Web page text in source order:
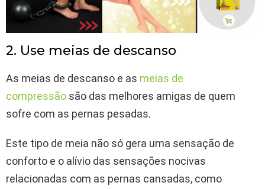
2. Use meias de descanso
As meias de descanso e as meias de
compressão são das melhores amigas de quem
sofre com as pernas pesadas.
Este tipo de meia não só gera uma sensação de
conforto e o alívio das sensações nocivas
relacionadas com as pernas cansadas, como